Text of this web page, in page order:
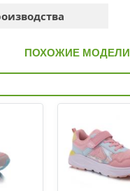
ПОХОЖИЕ МОДЕЛИ